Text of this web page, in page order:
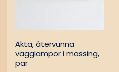
Äkta, återvunna
vägglampor i mässing,
par